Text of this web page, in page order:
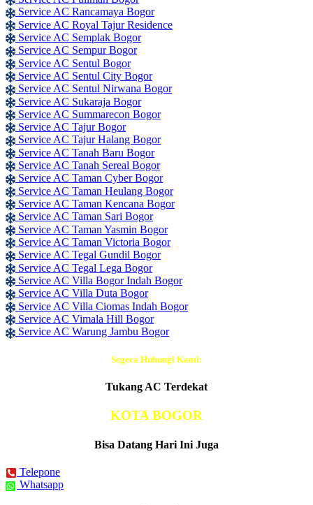
Service AC Rancamaya Bogor
Service AC Royal Tajur Residence
Service AC Semplak Bogor
Service AC Sempur Bogor
Service AC Sentul Bogor
Service AC Sentul City Bogor
Service AC Sentul Nirwana Bogor
Service AC Sukaraja Bogor
Service AC Summarecon Bogor
Service AC Tajur Bogor
Service AC Tajur Halang Bogor
Service AC Tanah Baru Bogor
Service AC Tanah Sereal Bogor
Service AC Taman Cyber Bogor
Service AC Taman Heulang Bogor
Service AC Taman Kencana Bogor
Service AC Taman Sari Bogor
Service AC Taman Yasmin Bogor
Service AC Taman Victoria Bogor
Service AC Tegal Gundil Bogor
Service AC Tegal Lega Bogor
Service AC Villa Bogor Indah Bogor
Service AC Villa Duta Bogor
Service AC Villa Ciomas Indah Bogor
Service AC Vimala Hill Bogor
Service AC Warung Jambu Bogor
Segera Hubungi Kami:
Tukang AC Terdekat
KOTA BOGOR
Bisa Datang Hari Ini Juga
Telepone
Whatsapp